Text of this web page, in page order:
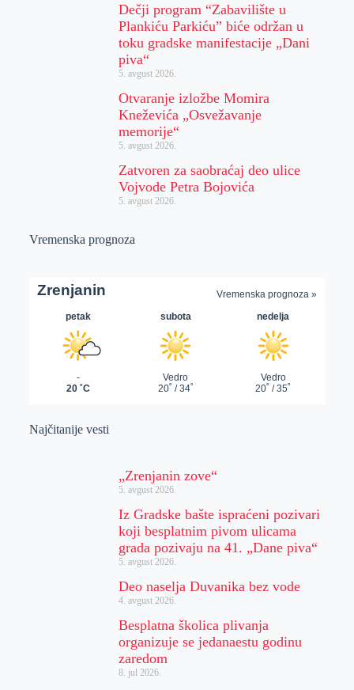
Dečji program “Zabavilište u
Plankiću Parkiću” biće održan u
toku gradske manifestacije „Dani
piva“
5. avgust 2026.
Otvaranje izložbe Momira
Kneževića „Osvežavanje
memorije“
5. avgust 2026.
Zatvoren za saobraćaj deo ulice
Vojvode Petra Bojovića
5. avgust 2026.
Vremenska prognoza
Najčitanije vesti
„Zrenjanin zove“
5. avgust 2026.
Iz Gradske bašte ispraćeni pozivari
koji besplatnim pivom ulicama
grada pozivaju na 41. „Dane piva“
5. avgust 2026.
Deo naselja Duvanika bez vode
4. avgust 2026.
Besplatna školica plivanja
organizuje se jedanaestu godinu
zaredom
8. jul 2026.